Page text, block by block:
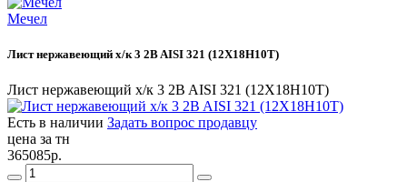
Мечел
Лист нержавеющий х/к 3 2B AISI 321 (12Х18Н10Т)
Лист нержавеющий х/к 3 2B AISI 321 (12Х18Н10Т)
Есть в наличии Задать вопрос продавцу
цена за тн
365085р.